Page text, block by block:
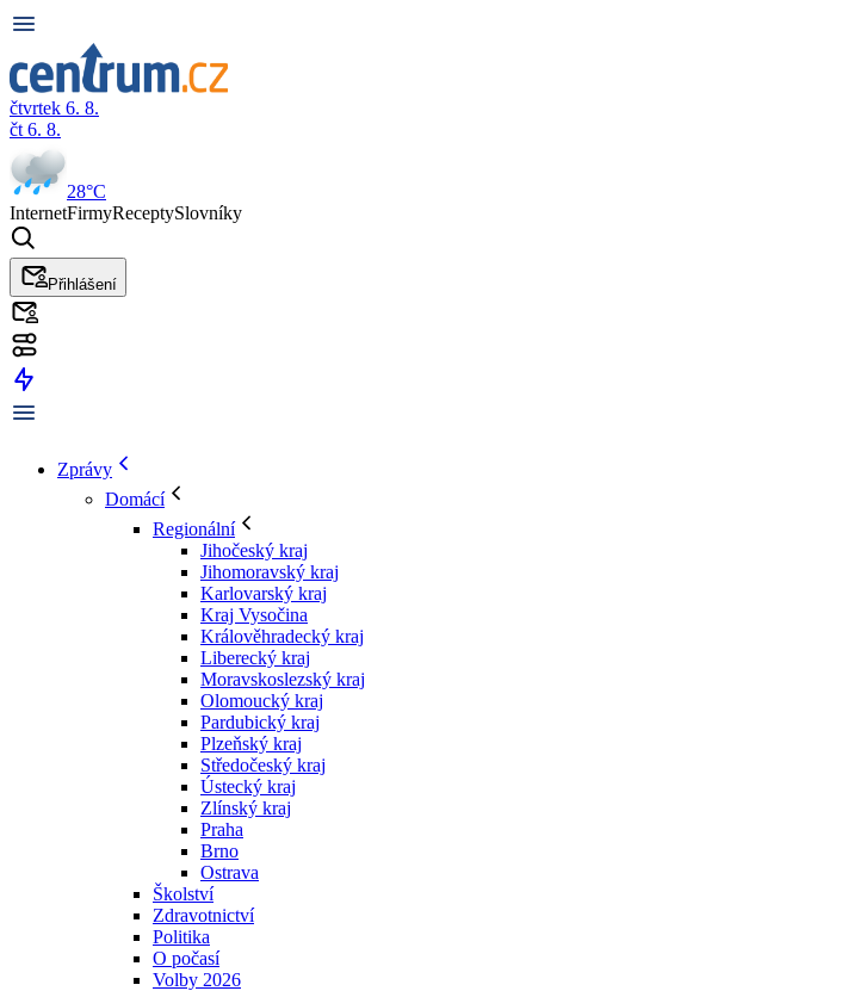
čtvrtek 6. 8.
čt 6. 8.
28°C
InternetFirmyReceptySlovníky
Přihlášení
Zprávy
Domácí
Regionální
Jihočeský kraj
Jihomoravský kraj
Karlovarský kraj
Kraj Vysočina
Králověhradecký kraj
Liberecký kraj
Moravskoslezský kraj
Olomoucký kraj
Pardubický kraj
Plzeňský kraj
Středočeský kraj
Ústecký kraj
Zlínský kraj
Praha
Brno
Ostrava
Školství
Zdravotnictví
Politika
O počasí
Volby 2026